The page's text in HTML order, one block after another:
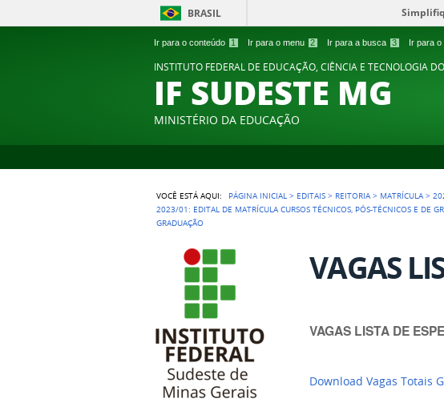
Ir para o conteúdo 1 Ir para o menu 2 Ir para a busca 3 Ir para o
BRASIL
INSTITUTO FEDERAL DE EDUCAÇÃO, CIÊNCIA E TECNOLOGIA
IF SUDESTE MG
MINISTÉRIO DA EDUCAÇÃO
VOCÊ ESTÁ AQUI: PÁGINA INICIAL > EDITAIS > REITORIA > MATRÍCULA >
2023/01: EDITAL DE MATRÍCULA CURSOS TÉCNICOS, PÓS-TÉCNICOS E DE
GRADUAÇÃO
VAGAS
VAGAS LISTA DE
Download Vagas Totais